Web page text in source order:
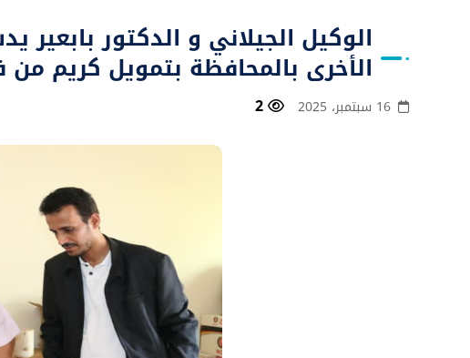
الوكيل الجيلاني و الدكتور
الأخرى بالمحافظة بتمويل كريم من
16 سبتمبر، 2025 2